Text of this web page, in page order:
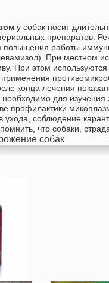
у собак носит
препаратов.
повышения работы
При местном
При этом
конца лечения
для изучения
профилактики
ухода, соблюдение
что собаки,
собак